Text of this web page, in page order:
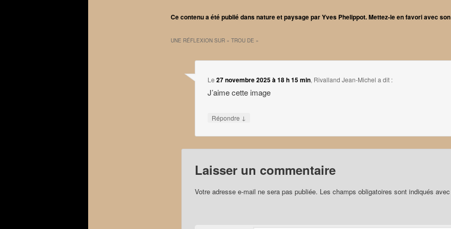
Ce contenu a été publié dansnature et paysageparYves Phelippot. Mettez-le en favori avec son
UNE RÉFLEXION SUR « TROU DE »
Le27 novembre 2025 à 18 h 15 min, Rivalland Jean-Michel a dit :
J’aime cette image
Répondre ↓
Laisser un commentaire
Votre adresse e-mail ne sera pas publiée. Les champs obligatoires sont indiqués avec